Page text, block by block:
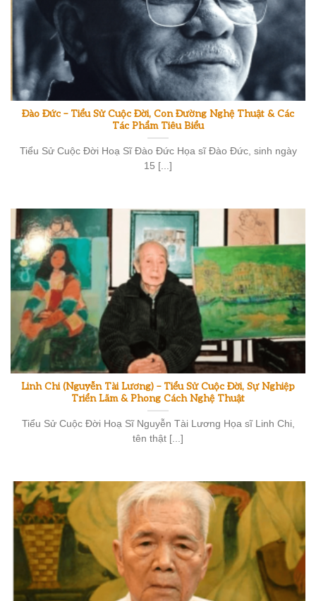
Đào Đức – Tiểu Sử Cuộc Đời, Con Đường Nghệ Thuật & Các
Tác Phẩm Tiêu Biểu
Tiểu Sử Cuộc Đời Hoạ Sĩ Đào Đức Họa sĩ Đào Đức, sinh ngày
15 [...]
Linh Chi (Nguyễn Tài Lương) – Tiểu Sử Cuộc Đời, Sự Nghiệp
Triển Lãm & Phong Cách Nghệ Thuật
Tiểu Sử Cuộc Đời Hoạ Sĩ Nguyễn Tài Lương Họa sĩ Linh Chi,
tên thật [...]